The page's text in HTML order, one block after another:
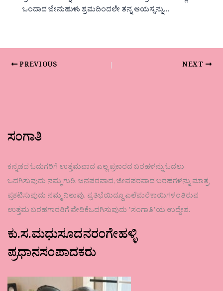
ಒಂದಾದ ಜೇನುಹುಳು ಶ್ರಮದಿಂದಲೇ ತನ್ನ ಆಯಸ್ಸನ್ನು…
PREVIOUS NEXT
ಸಂಗಾತಿ
ಕನ್ನಡದ ಓದುಗರಿಗೆ ಉತ್ತಮವಾದ ಎಲ್ಲ ಪ್ರಕಾರದ ಬರಹಳನ್ನು ಓದಲು
ಒದಗಿಸುವುದು ನಮ್ಮ ಗುರಿ. ಜನಪರವಾದ, ಜೀವಪರವಾದ ಬರಹಗಳನ್ನು ಮಾತ್ರ
ಪ್ರಕಟಿಸುವುದು ನಮ್ಮ ನಿಲುವು. ಪ್ರತಿಭೆಯಿದ್ದೂ ಎಲೆಮರೆಕಾಯಿಗಳಂತಿರುವ
ಉತ್ತಮ ಬರಹಗಾರರಿಗೆ ವೇದಿಕೆಒದಗಿಸುವುದು ʼಸಂಗಾತಿʼಯ ಉದ್ದೇಶ.
ಕು.ಸ.ಮಧುಸೂದನರಂಗೇಹಳ್ಳಿ
ಪ್ರಧಾನಸಂಪಾದಕರು